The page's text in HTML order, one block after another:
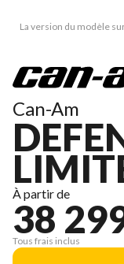
La version du modèle
Can-Am
À partir de
38
Tous frais inclus